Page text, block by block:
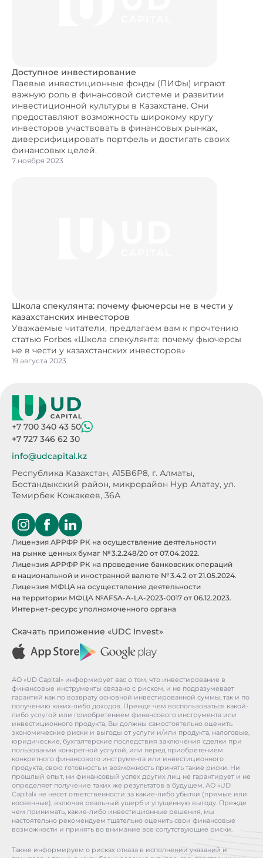
Доступное инвестирование
Паевые инвестиционные фонды (ПИФы) играют
важную роль в финансовой системе и развитии
инвестиционной культуры в Казахстане. Они
предоставляют возможность широкому кругу
инвесторов участвовать в финансовых рынках,
диверсифицировать портфель и достигать своих
финансовых целей.
7 ноября 2023
Школа спекулянта: почему фьючерсы не в чести у
казахстанских инвесторов
Уважаемые читатели, предлагаем вам к прочтению
статью Forbes «Школа спекулянта: почему фьючерсы
не в чести у казахстанских инвесторов»
19 августа 2023
+7 700 340 43 50
+7 727 346 62 30
info@udcapital.kz
Республика Казахстан, A15B6P8, г. Алматы,
Бостандыкский район, микрорайон Нур Алатау, ул.
Темирбек Кожакеев, 36А
Лицензия АРРФР РК на осуществление деятельности
на рынке ценных бумаг № 3.2.248/20 от 07.04.2022.
Лицензия АРРФР РК на проведение банковских операций
в национальной и иностранной валюте № 3.4.2 от 21.05.2024.
Лицензия МФЦА на осуществление деятельности
на территории МФЦА №AFSA-A-LA-2023-0017 от 06.12.2023.
Интернет-ресурс уполномоченного органа
Скачать приложение «UDC Invest»
АО «UD Capital» информирует вас о том, что инвестирование в
финансовые инструменты связано с риском, и не подразумевает
гарантий как по возврату основной инвестированной суммы, так и по
получению каких-либо доходов. Прежде чем воспользоваться какой-
либо услугой или приобретением финансового инструмента или
инвестиционного продукта, Вы должны самостоятельно оценить
экономические риски и выгоды от услуги и/или продукта, налоговые,
юридические, бухгалтерские последствия заключения сделки при
пользовании конкретной услугой, или перед приобретением
конкретного финансового инструмента или инвестиционного
продукта, свою готовность и возможность принять такие риски. Ни
прошлый опыт, ни финансовый успех других лиц не гарантирует и не
определяет получение таких же результатов в будущем. АО «UD
Capital» не несет ответственности за какие-либо убытки (прямые или
косвенные), включая реальный ущерб и упущенную выгоду. Прежде
чем принимать, какие-либо инвестиционные решения, мы
настоятельно рекомендуем тщательно оценить свои финансовые
возможности и принять во внимание все сопутствующие риски.
Также информируем о рисках отказа в исполнении указаний и